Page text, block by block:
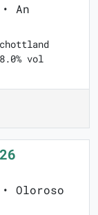
• An
vol
• Oloroso